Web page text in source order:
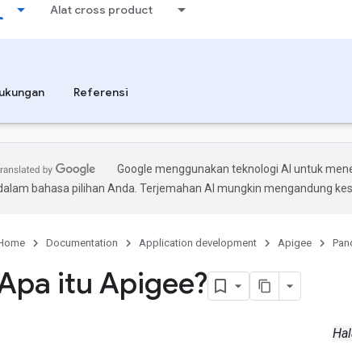
Alat cross product
Referensi
Google menggunakan teknologi AI untuk
bahasa pilihan Anda. Terjemahan AI mungkin mengandung
Documentation Application development Apigee
itu Apigee?